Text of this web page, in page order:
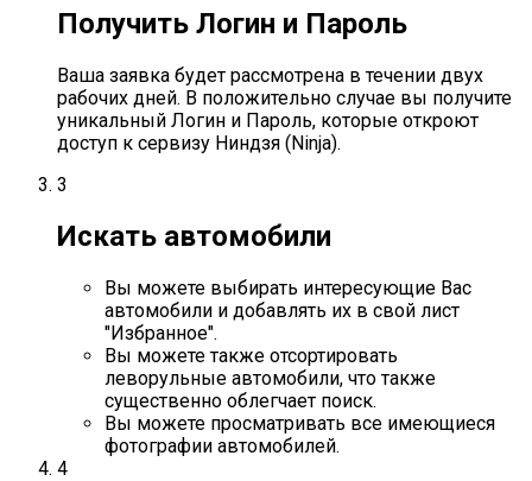
Получить Логин и Пароль
Ваша заявка будет рассмотрена в течении двух
рабочих дней. В положительно случае вы получите
уникальный Логин и Пароль, которые откроют
доступ к сервизу Ниндзя (Ninja).
3
Искать автомобили
Вы можете выбирать интересующие Вас
автомобили и добавлять их в свой лист
"Избранное".
Вы можете также отсортировать
леворульные автомобили, что также
существенно облегчает поиск.
Вы можете просматривать все имеющиеся
фотографии автомобилей.
4